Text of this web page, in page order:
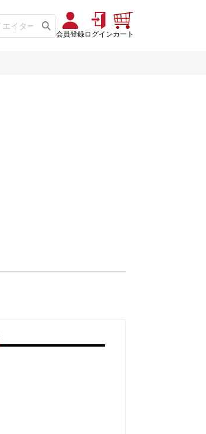
会員登録ログインカート